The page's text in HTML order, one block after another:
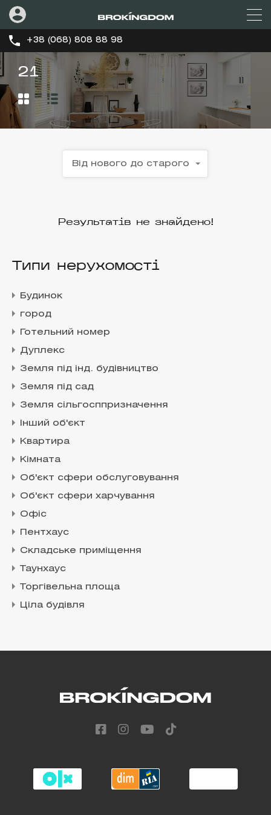
+38 (068) 808 88 98
21
Від нового до старого
Результатів не знайдено!
Типи нерухомості
Будинок
город
Готельний номер
Дуплекс
Земля під інд. будівництво
Земля під сад
Земля сільгосппризначення
Інший об'єкт
Квартира
Кімната
Об'єкт сфери обслуговування
Об'єкт сфери харчування
Офіс
Пентхаус
Складське приміщення
Таунхаус
Торгівельна площа
Ціла будівля